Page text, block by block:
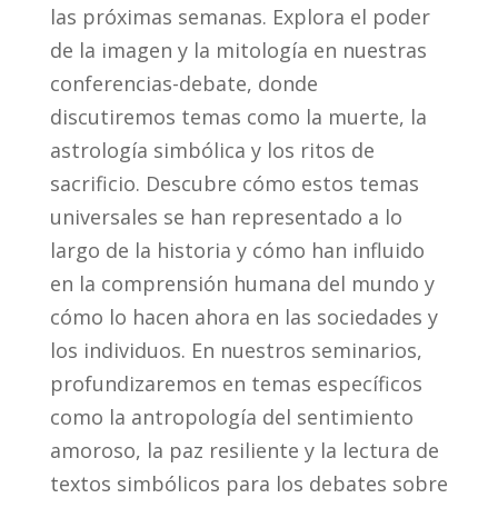
las próximas semanas. Explora el poder
de la imagen y la mitología en nuestras
conferencias-debate, donde
discutiremos temas como la muerte, la
astrología simbólica y los ritos de
sacrificio. Descubre cómo estos temas
universales se han representado a lo
largo de la historia y cómo han influido
en la comprensión humana del mundo y
cómo lo hacen ahora en las sociedades y
los individuos. En nuestros seminarios,
profundizaremos en temas específicos
como la antropología del sentimiento
amoroso, la paz resiliente y la lectura de
textos simbólicos para los debates sobre